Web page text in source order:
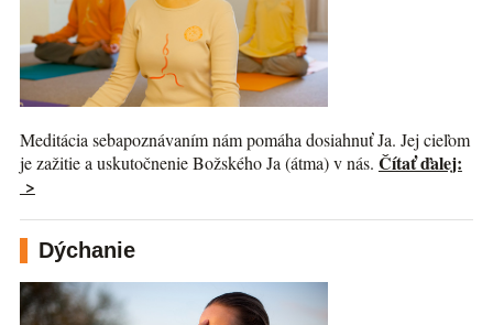
Meditácia sebapoznávaním nám pomáha dosiahnuť Ja. Jej cieľom
je zažitie a uskutočnenie Božského Ja (átma) v nás. Čítať ďalej:
>
Dýchanie